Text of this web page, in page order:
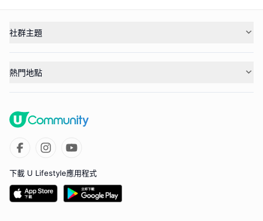
社群主題
熱門地點
下載 U Lifestyle應用程式